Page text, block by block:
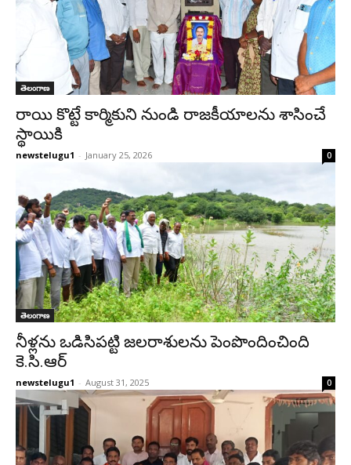
తెలంగాణ
రాయి కొట్టే కార్మికుని నుండి రాజకీయాలను శాసించే
స్థాయికి
newstelugu1 - January 25, 2026 0
తెలంగాణ
నీళ్లను ఒడిసిపట్టి జలరాశులను పెంపొందించింది
కె.సి.ఆర్
newstelugu1 - August 31, 2025 0